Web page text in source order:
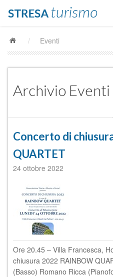
/ Eventi
Archivio Eventi
Concerto di
QUARTET
24 ottobre 2022
Ore 20.45 – Villa Francesca,
chiusura 2022 RAINBOW
(Basso) Romano Ricca